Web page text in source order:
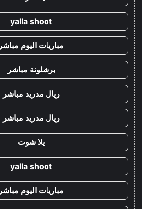
yalla shoot
مباريات اليوم مباشر
برشلونة مباشر
ريال مدريد مباشر
ريال مدريد مباشر
يلا شوت
yalla shoot
مباريات اليوم مباشر